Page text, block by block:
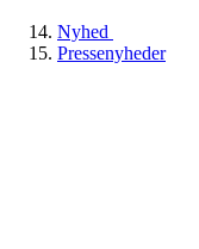
Nyhed
Pressenyheder